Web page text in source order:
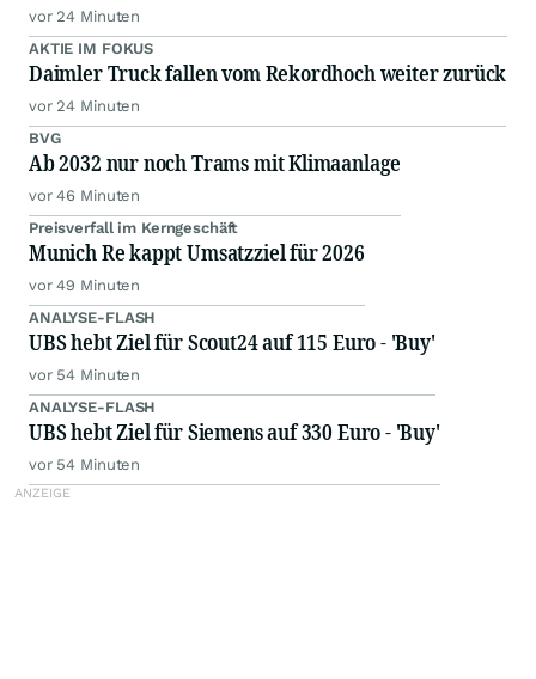
vor 24 Minuten
AKTIE IM FOKUS
Daimler Truck fallen vom Rekordhoch weiter zurück
vor 24 Minuten
BVG
Ab 2032 nur noch Trams mit Klimaanlage
vor 46 Minuten
Preisverfall im Kerngeschäft
Munich Re kappt Umsatzziel für 2026
vor 49 Minuten
ANALYSE-FLASH
UBS hebt Ziel für Scout24 auf 115 Euro - 'Buy'
vor 54 Minuten
ANALYSE-FLASH
UBS hebt Ziel für Siemens auf 330 Euro - 'Buy'
vor 54 Minuten